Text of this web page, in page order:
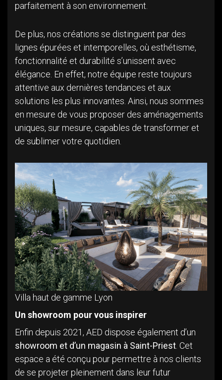
parfaitement à son environnement.
De plus, nos créations se distinguent par des
lignes épurées et intemporelles, où esthétisme,
fonctionnalité et durabilité s’unissent avec
élégance. En effet, notre équipe reste toujours
attentive aux dernières tendances et aux
solutions les plus innovantes. Ainsi, nous sommes
en mesure de vous proposer des aménagements
uniques, sur mesure, capables de transformer et
de sublimer votre quotidien.
Villa haut de gamme Lyon
Un showroom pour vous inspirer
Enfin depuis 2021, AED dispose également d’un
showroom et d’un magasin à Saint-Priest. Cet
espace a été conçu pour permettre à nos clients
de se projeter pleinement dans leur futur